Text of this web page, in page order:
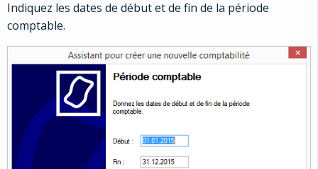
Indiquez les dates de début et de fin de la période
comptable.